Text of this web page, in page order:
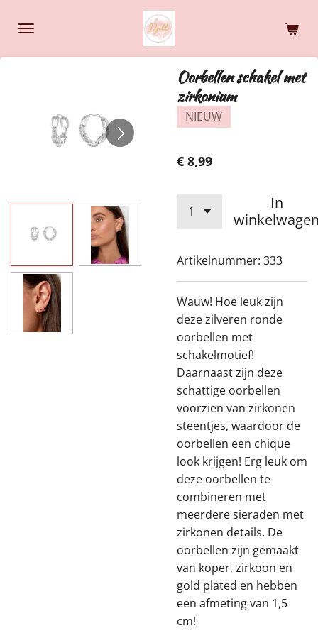
direct
Oorbellen schakel met
zirkonium
NIEUW
€ 8,99
In
Artikelnummer: 333
Wauw! Hoe leuk zijn
deze zilveren ronde
oorbellen met
schakelmotief!
Daarnaast zijn deze
schattige oorbellen
voorzien van zirkonen
steentjes, waardoor de
oorbellen een chique
look krijgen! Erg leuk om
deze oorbellen te
combineren met
meerdere sieraden met
zirkonen details. De
oorbellen zijn gemaakt
van koper, zirkoon en
gold plated en hebben
een afmeting van 1,5
cm!